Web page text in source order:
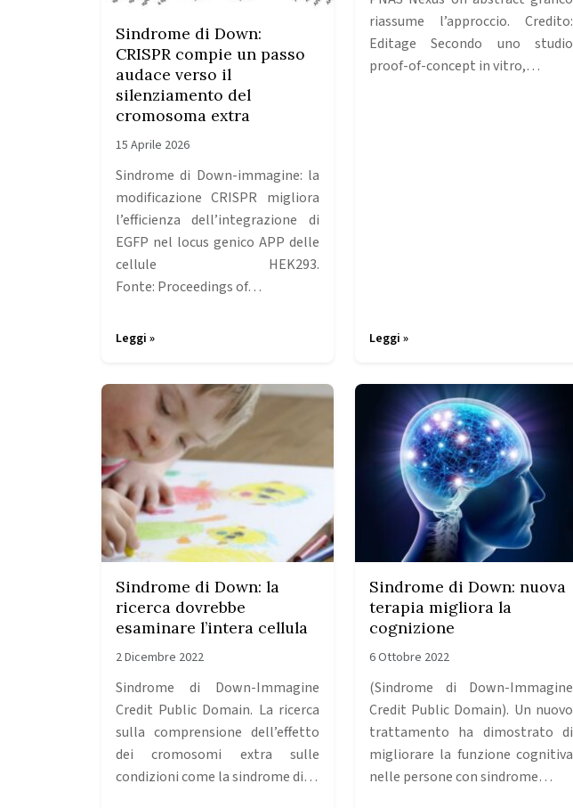
Sindrome di Down:
CRISPR compie un passo
audace verso il
silenziamento del
cromosoma extra
15 Aprile 2026
Sindrome di Down-immagine: la
modificazione CRISPR migliora
l’efficienza dell’integrazione di
EGFP nel locus genico APP delle
cellule HEK293.
Fonte: Proceedings of…
Leggi »
riassume l’approccio. Credito:
Editage Secondo uno studio
proof-of-concept in vitro,…
Leggi »
Sindrome di Down: la
ricerca dovrebbe
esaminare l’intera cellula
2 Dicembre 2022
Sindrome di Down-Immagine
Credit Public Domain. La ricerca
sulla comprensione dell’effetto
dei cromosomi extra sulle
condizioni come la sindrome di…
Sindrome di Down: nuova
terapia migliora la
cognizione
6 Ottobre 2022
(Sindrome di Down-Immagine
Credit Public Domain). Un nuovo
trattamento ha dimostrato di
migliorare la funzione cognitiva
nelle persone con sindrome…